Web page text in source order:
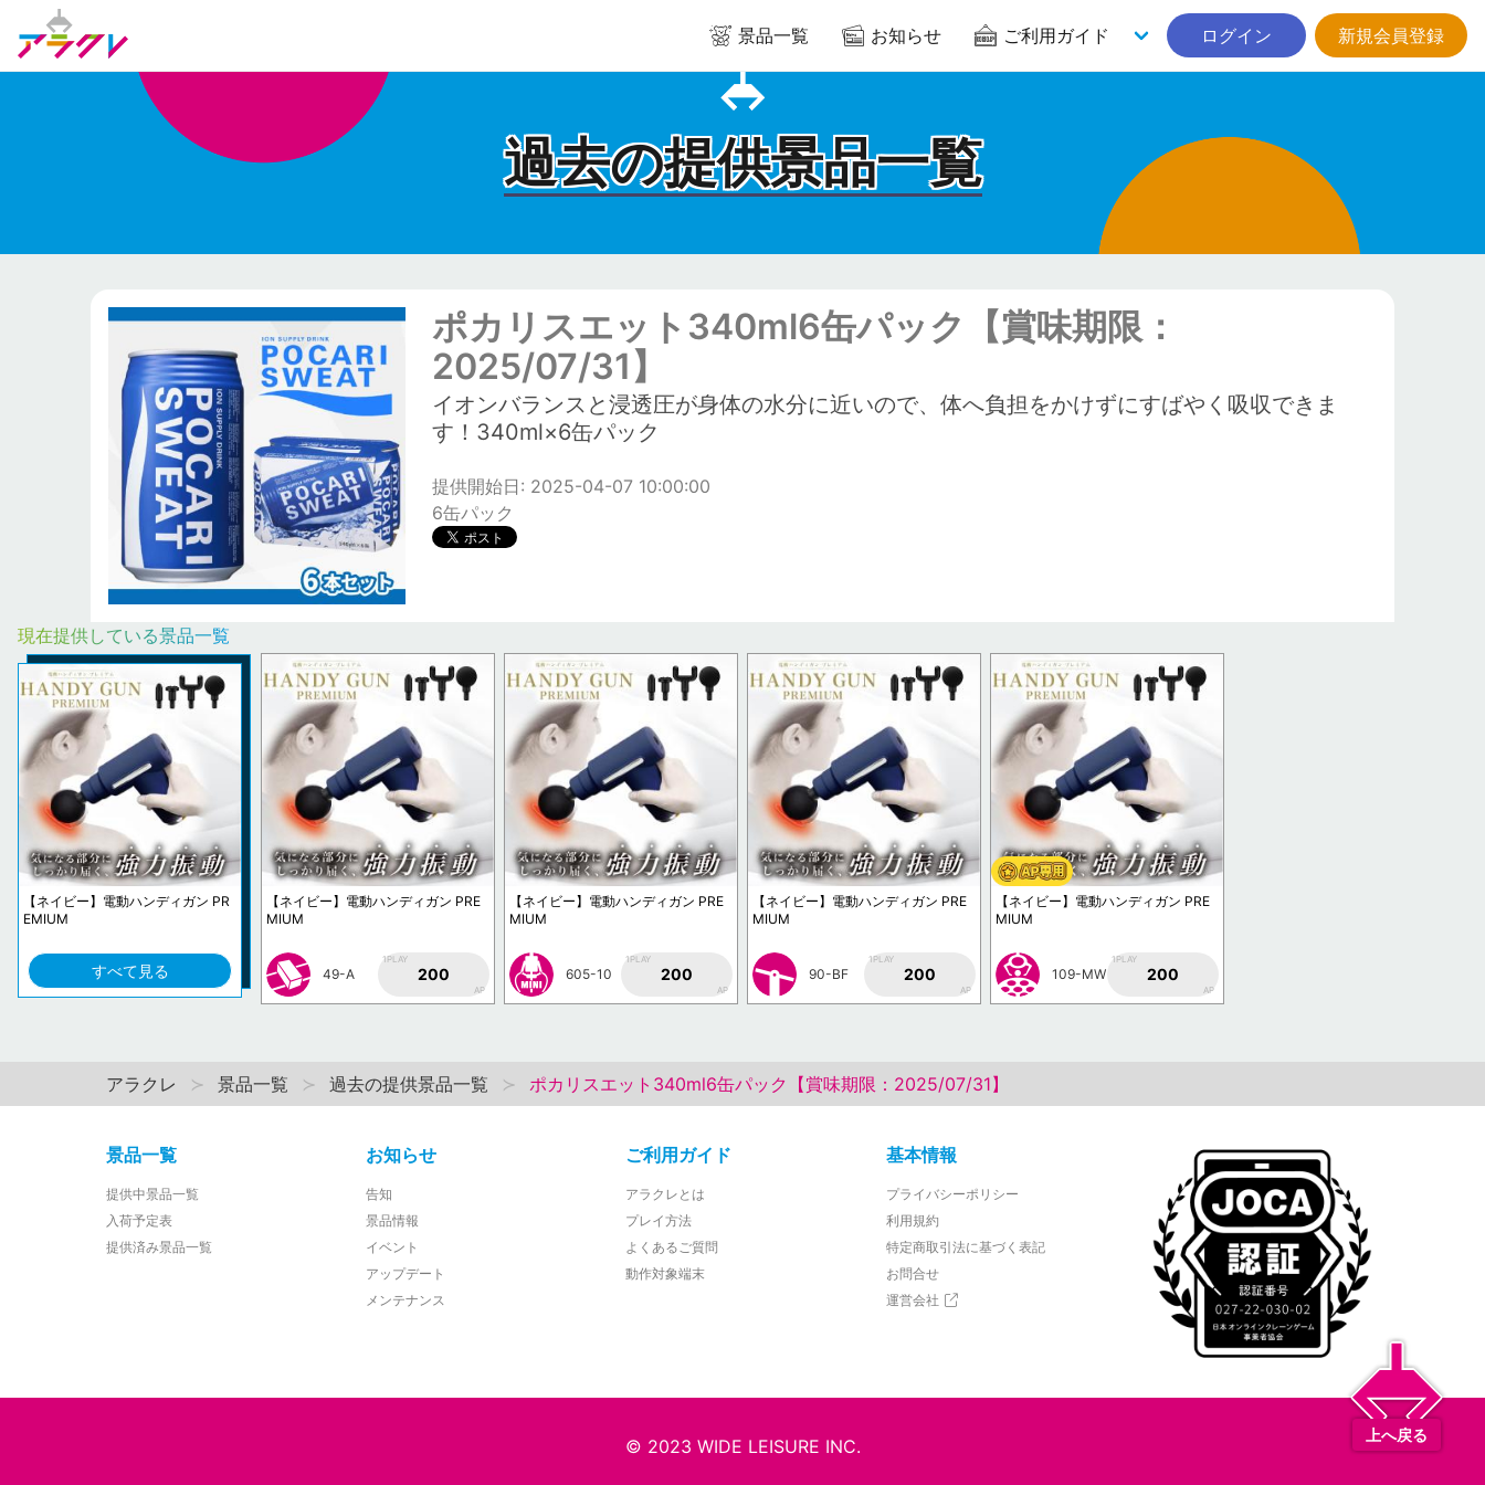
景品一覧 お知らせ ご利用ガイド ログイン 新規会員登録
過去の提供景品一覧
ポカリスエット340ml6缶パック【賞味期限：
2025/07/31】
イオンバランスと浸透圧が身体の水分に近いので、体へ負担をかけずにすばやく吸収できま
す！340ml×6缶パック
提供開始日: 2025-04-07 10:00:00
6缶パック
現在提供している景品一覧
【ネイビー】電動ハンディガン PR
EMIUM
すべて見る
【ネイビー】電動ハンディガン PRE
MIUM
49-A
1PLAY
200
AP
【ネイビー】電動ハンディガン PRE
MIUM
605-10
1PLAY
200
AP
【ネイビー】電動ハンディガン PRE
MIUM
90-BF
1PLAY
200
AP
【ネイビー】電動ハンディガン PRE
MIUM
109-MW
1PLAY
200
AP
アラクレ 景品一覧 過去の提供景品一覧 ポカリスエット340ml6缶パック【賞味期限：2025/07/31】
景品一覧
提供中景品一覧
入荷予定表
提供済み景品一覧
お知らせ
告知
景品情報
イベント
アップデート
メンテナンス
ご利用ガイド
アラクレとは
プレイ方法
よくあるご質問
動作対象端末
基本情報
プライバシーポリシー
利用規約
特定商取引法に基づく表記
お問合せ
運営会社
© 2023 WIDE LEISURE INC.
上へ戻る